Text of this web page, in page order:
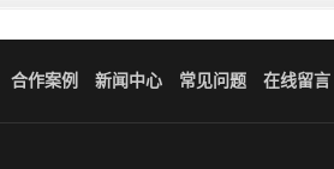
合作案例 新闻中心 常见问题 在线留言